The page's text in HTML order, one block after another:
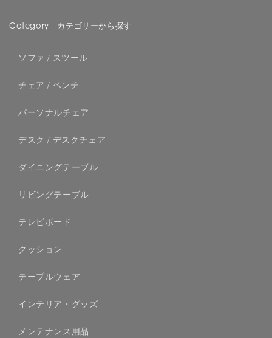
Category カテゴリーから探す
ソファ / スツール
チェア / ベンチ
パーソナルチェア
デスク / デスクチェア
ダイニングテーブル
リビングテーブル
テレビボード
クッション
テーブルウェア
インテリア・グッズ
メンテナンス用品